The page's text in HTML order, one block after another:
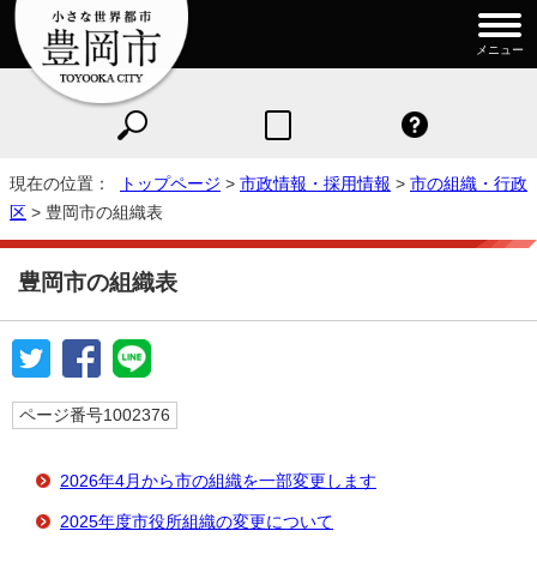
メニュー
現在の位置： トップページ > 市政情報・採用情報 > 市の組織・行政
区 > 豊岡市の組織表
豊岡市の組織表
ページ番号1002376
2026年4月から市の組織を一部変更します
2025年度市役所組織の変更について